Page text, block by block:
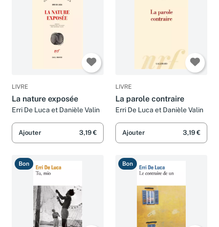
LIVRE
La nature exposée
Erri De Luca et Danièle Valin
Ajouter 3,19 €
LIVRE
La parole contraire
Erri De Luca et Danièle Valin
Ajouter 3,19 €
Bon Bon